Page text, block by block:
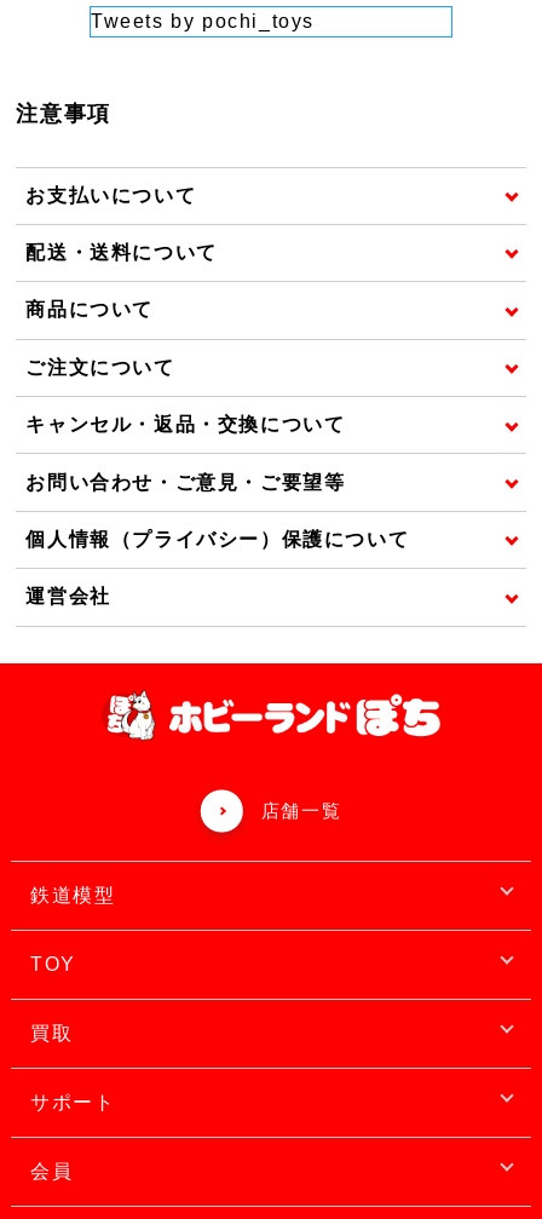
Tweets by pochi_toys
注意事項
お支払いについて
配送・送料について
商品について
ご注文について
キャンセル・返品・交換について
お問い合わせ・ご意見・ご要望等
個人情報（プライバシー）保護について
運営会社
店舗一覧
鉄道模型
TOY
買取
サポート
会員